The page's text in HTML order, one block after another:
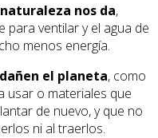
nos da,
para ventilar y el agua de
menos energía.
el planeta, como
usar o materiales que
de nuevo, y que no
ni al traerlos.